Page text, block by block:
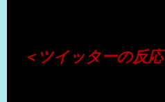
＜ツイッターの反応